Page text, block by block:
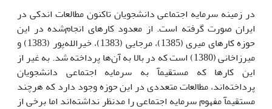
در زمینه سرمایه اجتماعی دانشجویان تاکنون مطالعات اندکی در
ایران صورت گرفته است. از معدود کارهای انجام‌شده در این
حوزه کارهای میری (1385)، مرجایی (1383)، خیرالله‌پور (1383) و
میرزاخانی (1380) است که در بالا به آن‌ها پرداخته شد. به غیر از
این کارها که مستقیمآ به سرمایه اجتماعی دانشجویان
پرداخته‌اند، مطالعات متعددی در این حوزه وجود دارد که هرچند
مستقیمآ مفهوم سرمایه اجتماعی را مدنظر نداشته‌اند اما برخی از